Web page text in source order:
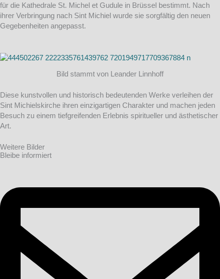
für die Kathedrale St. Michel et Gudule in Brüssel bestimmt. Nach
ihrer Verbringung nach Sint Michiel wurde sie sorgfältig den neuen
Gegebenheiten angepasst.
Bild stammt von Leander Linnhoff
Diese kunstvollen und historisch bedeutenden Werke verleihen der
Sint Michielskirche ihren einzigartigen Charakter und machen jeden
Besuch zu einem tiefgreifenden Erlebnis spiritueller und ästhetischer
Art.
Weitere Bilder
Bleibe informiert